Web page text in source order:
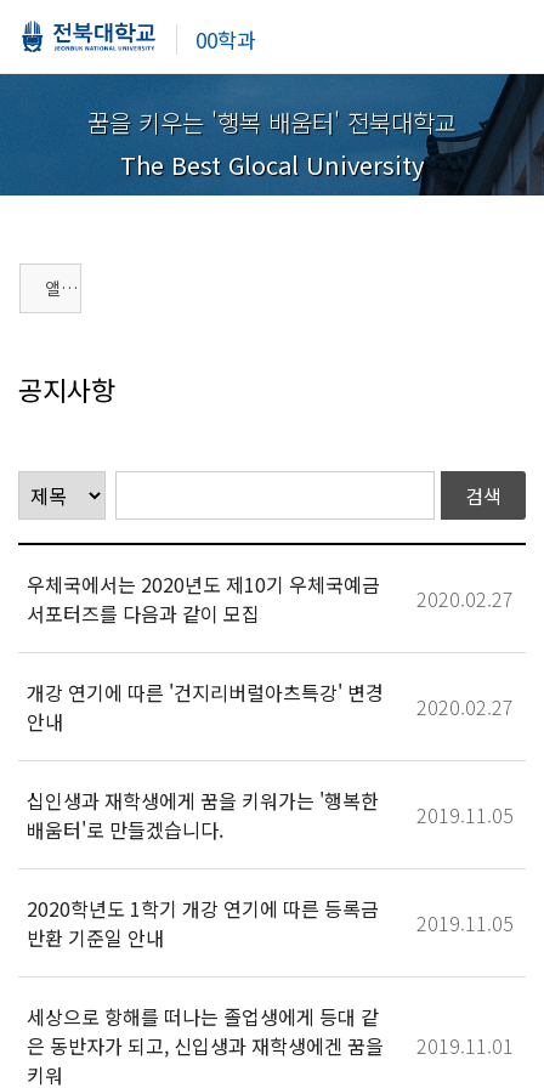
00학과
꿈을 키우는 '행복 배움터' 전북대학교
The Best Glocal University
앨범게시판
공지사항
우체국에서는 2020년도 제10기 우체국예금
서포터즈를 다음과 같이 모집
2020.02.27
개강 연기에 따른 '건지리버럴아츠특강' 변경
안내
2020.02.27
십인생과 재학생에게 꿈을 키워가는 '행복한
배움터'로 만들겠습니다.
2019.11.05
2020학년도 1학기 개강 연기에 따른 등록금
반환 기준일 안내
2019.11.05
세상으로 항해를 떠나는 졸업생에게 등대 같
은 동반자가 되고, 신입생과 재학생에겐 꿈을
키워
2019.11.01